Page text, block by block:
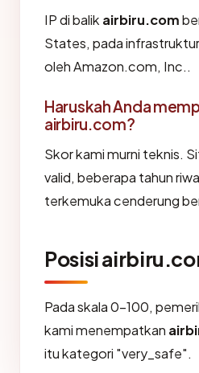
IP di balik airbiru.com
States, pada
oleh Amazon.com, Inc..
Haruskah Anda
airbiru.com?
Skor kami murni teknis.
valid, beberapa tahun
terkemuka cenderung
Posisi
Pada skala 0-100,
kami menempatkan
itu kategori "very_safe".